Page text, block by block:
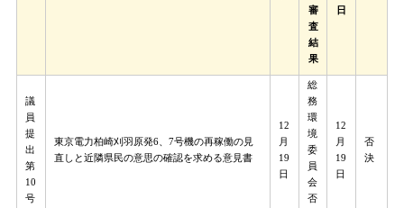
審
査
結
果
日
議
員
提
出
第
10
号
東京電力柏崎刈羽原発6、7号機の再稼働の見
直しと近隣県民の意思の確認を求める意見書
12
月
19
日
総
務
環
境
委
員
会
否
12
月
19
日
否
決